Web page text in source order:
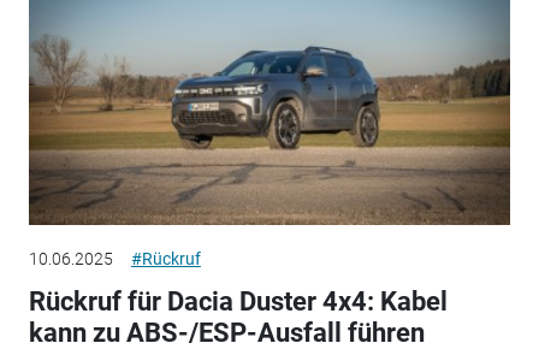
10.06.2025 #Rückruf
Rückruf für Dacia Duster 4x4: Kabel
kann zu ABS-/ESP-Ausfall führen